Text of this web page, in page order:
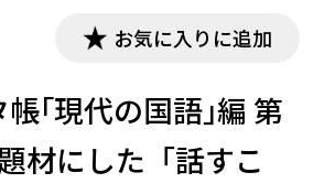
お気に入りに追加
｢現代の国語｣編 第
材にした「話すこ